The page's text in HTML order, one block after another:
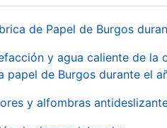
de Papel de Burgos
y agua caliente de
de Burgos durante el
y alfombras